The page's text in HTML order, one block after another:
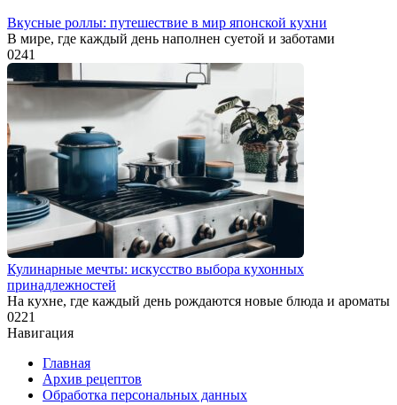
Вкусные роллы: путешествие в мир японской кухни
В мире, где каждый день наполнен суетой и заботами
0241
Кулинарные мечты: искусство выбора кухонных
принадлежностей
На кухне, где каждый день рождаются новые блюда и ароматы
0221
Навигация
Главная
Архив рецептов
Обработка персональных данных